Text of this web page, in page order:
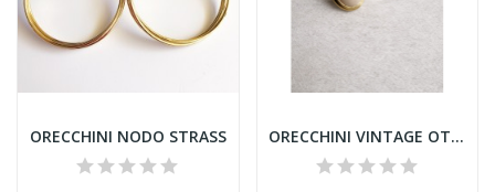
ORECCHINI NODO STRASS ORECCHINI VINTAGE OTTAVIA